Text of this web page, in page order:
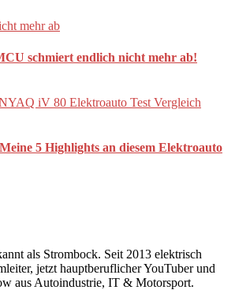
schmiert endlich nicht mehr ab!
5 Highlights an diesem Elektroauto
als Strombock. Seit 2013 elektrisch
jetzt hauptberuflicher YouTuber und
aus Autoindustrie, IT & Motorsport.